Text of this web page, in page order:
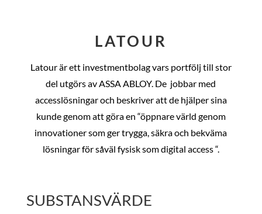
LATOUR
Latour är ett investmentbolag vars portfölj till stor
del utgörs av ASSA ABLOY. De jobbar med
accesslösningar och beskriver att de hjälper sina
kunde genom att göra en “öppnare värld genom
innovationer som ger trygga, säkra och bekväma
lösningar för såväl fysisk som digital access “.
SUBSTANSVÄRDE